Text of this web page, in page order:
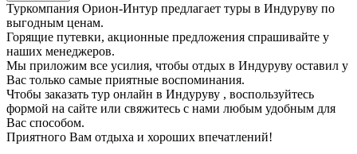
Туркомпания Орион-Интур предлагает туры в Индуруву по
выгодным ценам.
Горящие путевки, акционные предложения спрашивайте у
наших менеджеров.
Мы приложим все усилия, чтобы отдых в Индуруву оставил у
Вас только самые приятные воспоминания.
Чтобы заказать тур онлайн в Индуруву , воспользуйтесь
формой на сайте или свяжитесь с нами любым удобным для
Вас способом.
Приятного Вам отдыха и хороших впечатлений!